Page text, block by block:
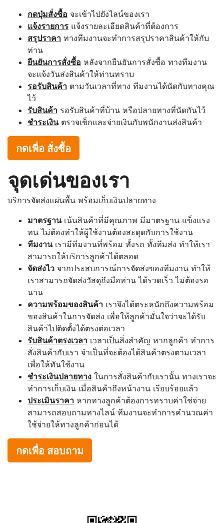
กดปุ่มสั่งซื้อ จะเข้าไปยังไลน์ของเรา
แจ้งรายการ แจ้งรายละเอียดสินค้าที่ต้องการ
สรุปราคา ทางทีมงานจะทำการสรุปราคาสินค้าให้กับ
ท่าน
ยืนยันการสั่งซื้อ หลังจากยืนยันการสั่งซื้อ ทางทีมงาน
จะแจ้งวันส่งสินค้าให้ท่านทราบ
รอรับสินค้า ตามวันเวลาที่ทาง ทีมงานได้นัดกับทางคุณ
ไว้
รับสินค้า รอรับสินค้าที่บ้าน หรือปลายทางที่นัดกันไว้
ชำระเงินตรวจเช็กและจ่ายเงินกับพนักงานส่งสินค้า
กดเพื่อ สั่งซื้อ
จุดเด่นของเรา
บริการจัดส่งแผ่นพื้น พร้อมเก็บเงินปลายทาง
มาตรฐานเน้นสินค้าที่มีคุณภาพ มีมาตรฐาน แข็งแรง
ทน ไม่ต้องทำให้ผู้ใช้งานต้องสะดุดกับการใช้งาน
ทีมงานเรามีทีมงานที่พร้อม ทั้งรถ ทั้งทีมส่ง ทำให้เรา
สามารถให้บริการลูกค้าได้ตลอด
จัดส่งไว จากประสบการณ์การจัดส่งของทีมงาน ทำให้
เราสามารถจัดส่งวัสดุถึงมือท่าน ได้รวดเร็ว ไม่ต้องรอ
นาน
ความพร้อมของสินค้า เราจึงได้ตระหนักถึงความพร้อม
ของสินค้าในการจัดส่ง เพื่อให้ลูกค้ามั่นใจว่าจะได้รับ
สินค้าไปติดตั้งได้ตรงต่อเวลา
รับสินค้าตรงเวลา เวลาเป็นสิ่งสำคัญ หากลูกค้า ทำการ
สั่งสินค้ากับเรา จำเป็นที่จะต้องได้สินค้าตรงตามเวลา
เพื่อให้ทันใช้งาน
ชำระเงินปลายทาง ในการสั่งสินค้ากับเรานั้น ทางเราจะ
ทำการเก็บเงิน เมื่อสินค้าถึงหน้างาน เรียบร้อยแล้ว
ประเมินราคา หากทางลูกค้าต้องการทราบค่าใช่จ่าย
สามารถสอบถามทางไลน์ ทีมงานจะทำการคำนวณค่า
ใช้จ่ายให้ทางลูกค้าก่อนได้
กดเพื่อ สอบถาม